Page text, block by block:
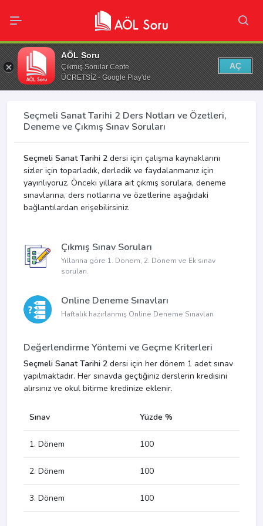
AÖL Soru
Çıkmış Sorular Cepte
ÜCRETSİZ - Google Play'de
AÇ
Seçmeli Sanat Tarihi 2 Ders Notları ve Özetleri,
Deneme ve Çıkmış Sınav Soruları
Seçmeli Sanat Tarihi 2 dersi için çalışma kaynaklarını
sizler için toparladık, derledik ve faydalanmanız için
yayınlıyoruz. Önceki yıllara ait çıkmış sorulara, deneme
sınavlarına, ders notlarına ve özetlerine aşağıdaki
bağlantılardan erişebilirsiniz.
Çıkmış Sınav Soruları
Yıllarına göre 1. Dönem, 2. Dönem ve Ek sınav
soruları.
Online Deneme Sınavları
Haftalık hazırlanmış Online Deneme Sınavları
Değerlendirme Yöntemi ve Geçme Kriterleri
Seçmeli Sanat Tarihi 2 dersi için her dönem 1 adet sınav
yapılmaktadır. Her sınavda geçtiğiniz derslerin kredisini
alırsınız ve okul bitirme kredinize eklenir.
Sınav Yüzde %
1. Dönem 100
2. Dönem 100
3. Dönem 100